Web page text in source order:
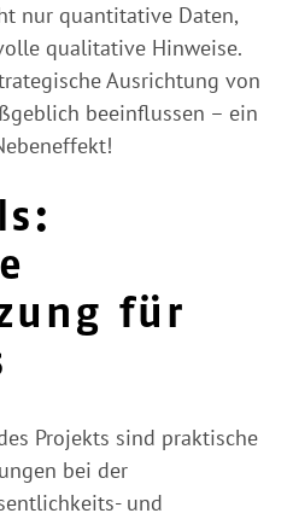
nur quantitative Daten,
qualitative Hinweise.
Ausrichtung von
beeinflussen – ein
für
Projekts sind praktische
bei der
und